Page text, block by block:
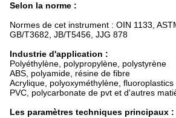
Selon la norme :
Normes de cet instrument : OIN 1133,
GB/T3682, JB/T5456, JJG 878
Industrie d'application :
Polyéthylène, polypropylène, polystyrène
ABS, polyamide, résine de fibre
Acrylique, polyoxyméthylène, fluoroplastics
PVC, polycarbonate de pvt et d'autres
Les paramètres techniques principaux :